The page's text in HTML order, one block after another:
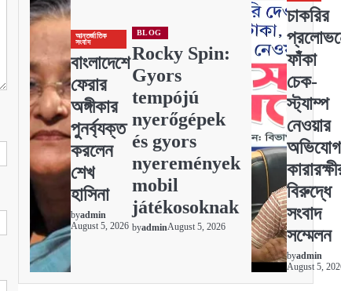
আন্তর্জাতিক
সংবাদ
বাংলাদেশে
ফেরার
অঙ্গীকার
পুনর্ব্যক্ত
করলেন
শেখ
হাসিনা
byadmin
August 5, 2026
BLOG
Rocky Spin:
Gyors
tempójú
nyerőgépek
és gyors
nyeremények
mobil
játékosoknak
byadminAugust 5, 2026
চাকরির
ফাঁকা
চেক-
স্ট্যাম্প
নেওয়ার
বিরুদ্ধে
সংবাদ
সম্মেলন
byadmin
August 5,